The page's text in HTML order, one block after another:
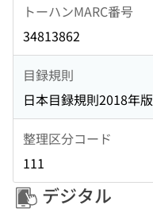
トーハンMARC番号
34813862
目録規則
日本目録規則2018年版
整理区分コード
111
デジタル